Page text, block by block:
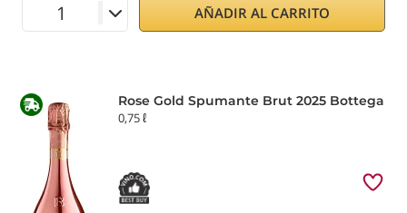
AÑADIR AL CARRITO
Rose Gold Spumante Brut 2025 Bottega
0,75 ℓ